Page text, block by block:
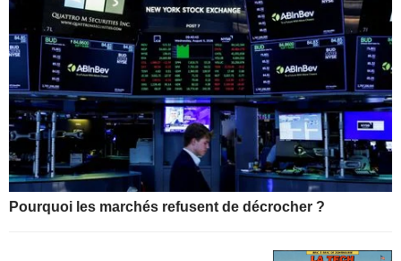
Pourquoi les marchés refusent de décrocher ?